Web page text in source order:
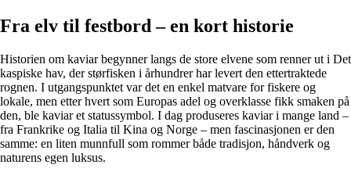
Fra elv til festbord – en kort historie
Historien om kaviar begynner langs de store elvene som renner ut i Det
kaspiske hav, der størfisken i århundrer har levert den ettertraktede
rognen. I utgangspunktet var det en enkel matvare for fiskere og
lokale, men etter hvert som Europas adel og overklasse fikk smaken på
den, ble kaviar et statussymbol. I dag produseres kaviar i mange land –
fra Frankrike og Italia til Kina og Norge – men fascinasjonen er den
samme: en liten munnfull som rommer både tradisjon, håndverk og
naturens egen luksus.